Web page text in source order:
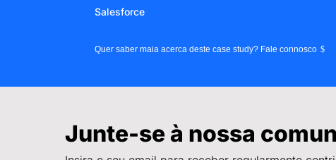
Salesforce
Quer saber maia acerca deste case study? Fale connosco
Junte-se à nossa